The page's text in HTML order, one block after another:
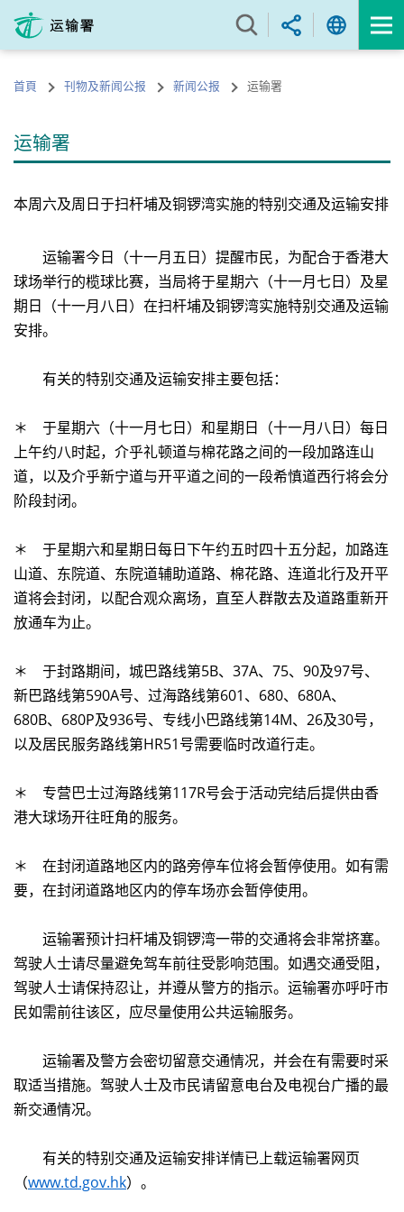
内
的首頁 刊物及新闻公报 新闻公报 运输署
运输署
本周六及周日于扫杆埔及铜锣湾实施的特别交通及运输安排
运输署今日（十一月五日）提醒市民，为配合于香港大
球场举行的榄球比赛，当局将于星期六（十一月七日）及星
期日（十一月八日）在扫杆埔及铜锣湾实施特别交通及运输
安排。
有关的特别交通及运输安排主要包括：
＊ 于星期六（十一月七日）和星期日（十一月八日）每日
上午约八时起，介乎礼顿道与棉花路之间的一段加路连山
道，以及介乎新宁道与开平道之间的一段希慎道西行将会分
阶段封闭。
＊ 于星期六和星期日每日下午约五时四十五分起，加路连
山道、东院道、东院道辅助道路、棉花路、连道北行及开平
道将会封闭，以配合观众离场，直至人群散去及道路重新开
放通车为止。
＊ 于封路期间，城巴路线第5B、37A、75、90及97号、
新巴路线第590A号、过海路线第601、680、680A、
680B、680P及936号、专线小巴路线第14M、26及30号，
以及居民服务路线第HR51号需要临时改道行走。
＊ 专营巴士过海路线第117R号会于活动完结后提供由香
港大球场开往旺角的服务。
＊ 在封闭道路地区内的路旁停车位将会暂停使用。如有需
要，在封闭道路地区内的停车场亦会暂停使用。
运输署预计扫杆埔及铜锣湾一带的交通将会非常挤塞。
驾驶人士请尽量避免驾车前往受影响范围。如遇交通受阻，
驾驶人士请保持忍让，并遵从警方的指示。运输署亦呼吁市
民如需前往该区，应尽量使用公共运输服务。
运输署及警方会密切留意交通情况，并会在有需要时采
取适当措施。驾驶人士及市民请留意电台及电视台广播的最
新交通情况。
有关的特别交通及运输安排详情已上载运输署网页
（www.td.gov.hk）。